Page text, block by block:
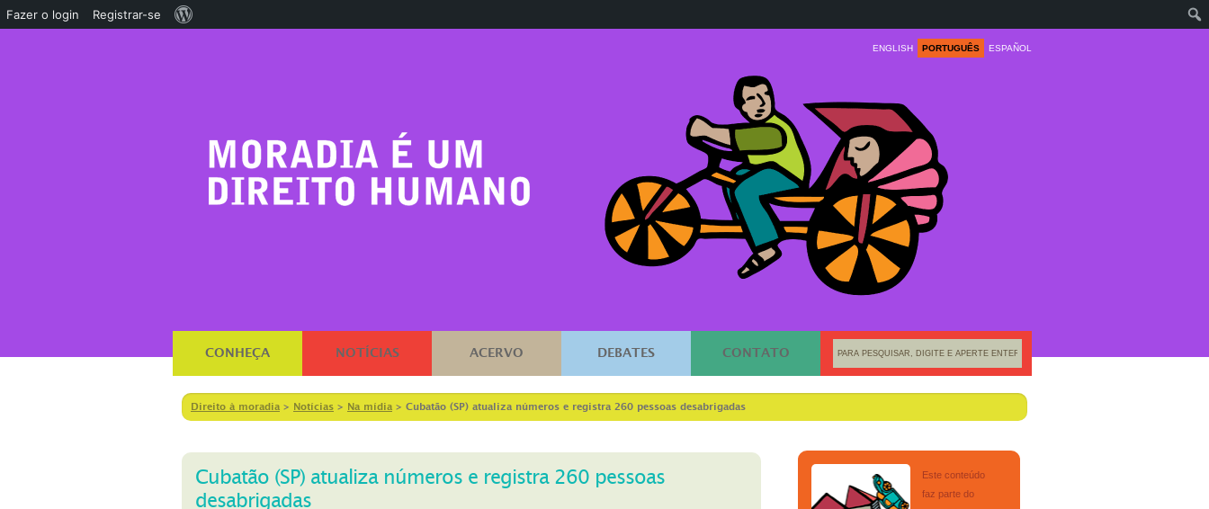
ENGLISH PORTUGUÊS ESPAÑOL
CONHEÇA NOTÍCIAS ACERVO DEBATES CONTATO
Direito à moradia > Notícias > Na mídia > Cubatão (SP) atualiza números e registra 260 pessoas desabrigadas
Cubatão (SP) atualiza números e registra 260 pessoas
desabrigadas
Este conteúdo
faz parte do
Fazer o login Registrar-se